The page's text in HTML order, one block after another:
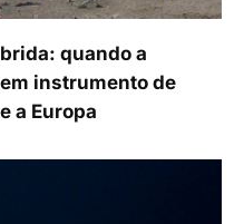
quando a
instrumento de
a Europa